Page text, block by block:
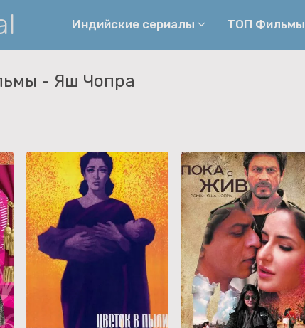
Индийские сериалы
Спортивные
Музыка
Военные
Семейные
Мелодрамы
Фильмы
ТОП Фильмы
- Яш Чопра